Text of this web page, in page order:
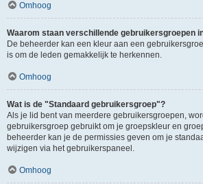
Omhoog
Waarom staan verschillende gebruikersgroepen
De beheerder kan een kleur aan een
is om de leden gemakkelijk te herkennen.
Omhoog
Wat is de "Standaard gebruikersgroep"?
Als je lid bent van meerdere gebruikersgroepen,
gebruikersgroep gebruikt om je groepskleur en
beheerder kan je de permissies geven om je
wijzigen via het gebruikerspaneel.
Omhoog